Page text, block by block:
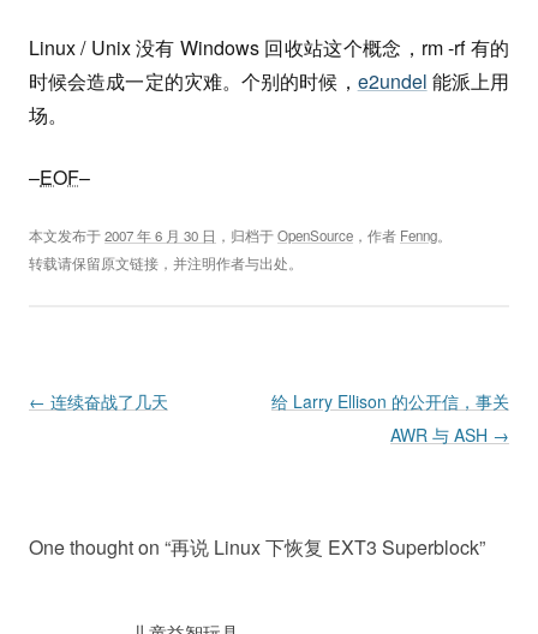
Linux / Unix 没有 Windows 回收站这个概念，rm -rf 有的
时候会造成一定的灾难。个别的时候， e2undel 能派上用
场。
–EOF–
本文发布于2007 年 6 月 30 日 ，归档于OpenSource ，作者 Fenng。
转载请保留原文链接，并注明作者与出处。
Post navigation
← 连续奋战了几天
给 Larry Ellison 的公开信，事关
AWR 与 ASH →
One thought on “再说 Linux 下恢复 EXT3 Superblock”